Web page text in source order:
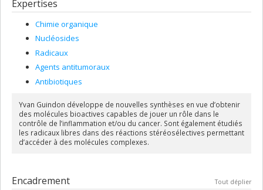
chimie médicinale, organique et de synthèse. Son groupe de
recherche s'intéresse à la conceptualisation de la réactivité de
radicaux libres dans le contexte de réactions diastéréosélectives.
Expertises
Chimie organique
Nucléosides
Radicaux
Agents antitumoraux
Antibiotiques
Yvan Guindon développe de nouvelles synthèses en vue d’obtenir
des molécules bioactives capables de jouer un rôle dans le
contrôle de l’inflammation et/ou du cancer. Sont également étudiés
les radicaux libres dans des réactions stéréosélectives permettant
d’accéder à des molécules complexes.
Encadrement Tout déplier